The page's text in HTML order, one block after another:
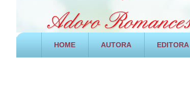
HOME AUTORA EDITORA